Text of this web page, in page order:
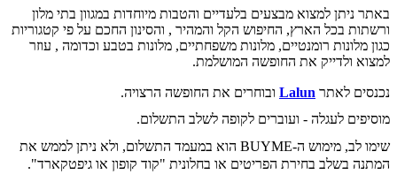
באתר ניתן למצוא מבצעים בלעדיים והטבות מיוחדות במגוון בתי מלון
ורשתות בכל הארץ, החיפוש הקל והמהיר , והסינון החכם על פי קטגוריות
כגון מלונות רומנטיים, מלונות משפחתיים, מלונות בטבע וכדומה , עוזר
למצוא ולדייק את החופשה המושלמת.
נכנסים לאתר Lalun ובוחרים את החופשה הרצויה.
מוסיפים לעגלה - ועוברים לקופה לשלב התשלום.
שימו לב, מימוש ה-BUYME הוא במעמד התשלום, ולא ניתן לממש את
המתנה בשלב בחירת הפריטים או בחלונית "קוד קופון או גיפטקארד".